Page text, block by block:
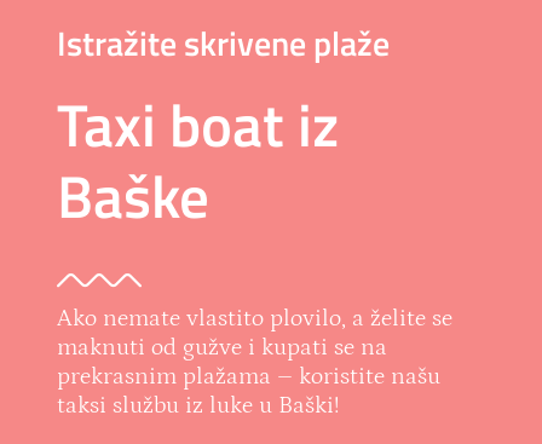
Istražite skrivene plaže
Taxi boat iz
Baške
Ako nemate vlastito plovilo, a želite se
maknuti od gužve i kupati se na
prekrasnim plažama – koristite našu
taksi službu iz luke u Baški!